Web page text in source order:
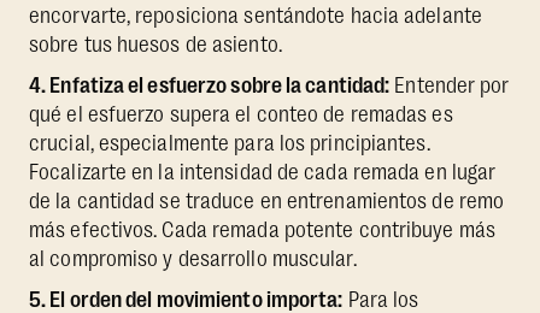
encorvarte, reposiciona sentándote hacia adelante
sobre tus huesos de asiento.
4. Enfatiza el esfuerzo sobre la cantidad: Entender por
qué el esfuerzo supera el conteo de remadas es
crucial, especialmente para los principiantes.
Focalizarte en la intensidad de cada remada en lugar
de la cantidad se traduce en entrenamientos de remo
más efectivos. Cada remada potente contribuye más
al compromiso y desarrollo muscular.
5. El orden del movimiento importa: Para los